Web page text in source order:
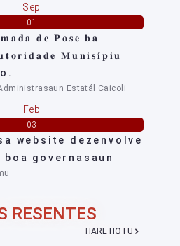
Sep
01
𝐝𝐞 𝐏𝐨𝐬𝐞 𝐛𝐚
𝐌𝐮𝐧𝐢𝐬𝐢́𝐩𝐢𝐮
Estatál Caicoli
Feb
03
website dezenvolve
governasaun
RESENTES
HARE HOTU